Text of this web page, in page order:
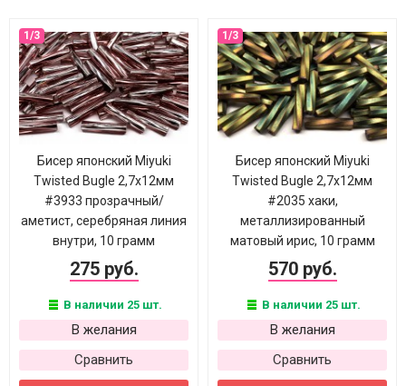
Бисер японский Miyuki
Twisted Bugle 2,7х12мм
#3933 прозрачный/
аметист, серебряная линия
внутри, 10 грамм
275 руб.
В наличии 25 шт.
В желания
Сравнить
Бисер японский Miyuki
Twisted Bugle 2,7х12мм
#2035 хаки,
металлизированный
матовый ирис, 10 грамм
570 руб.
В наличии 25 шт.
В желания
Сравнить